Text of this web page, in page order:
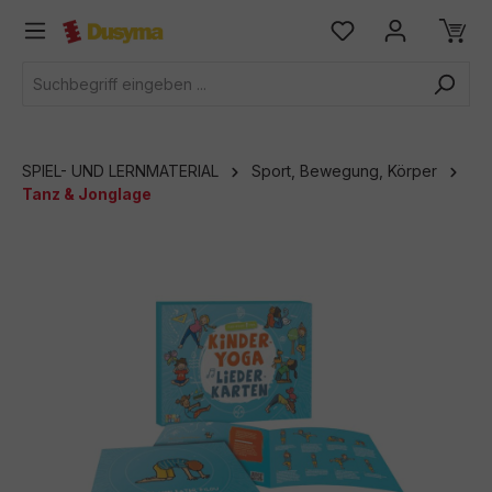
springen
SPIEL- UND LERNMATERIAL
Sport, Bewegung, Körper
Tanz & Jonglage